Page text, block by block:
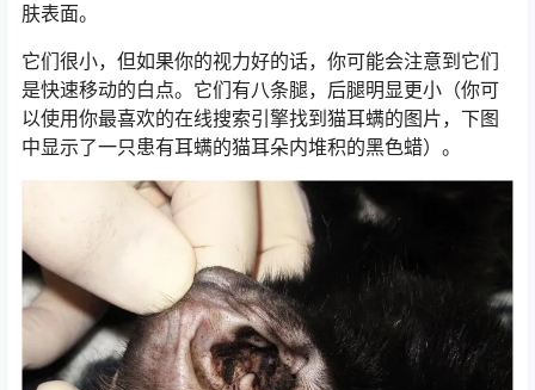
肤表面。
它们很小，但如果你的视力好的话，你可能会注意到它们
是快速移动的白点。它们有八条腿，后腿明显更小（你可
以使用你最喜欢的在线搜索引擎找到猫耳螨的图片，下图
中显示了一只患有耳螨的猫耳朵内堆积的黑色蜡）。